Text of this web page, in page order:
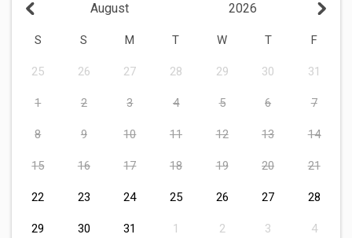
2026
August
S S M T W T F
25 26 27 28 29 30 31
1 2 3 4 5 6 7
8 9 10 11 12 13 14
15 16 17 18 19 20 21
22 23 24 25 26 27 28
29 30 31 1 2 3 4